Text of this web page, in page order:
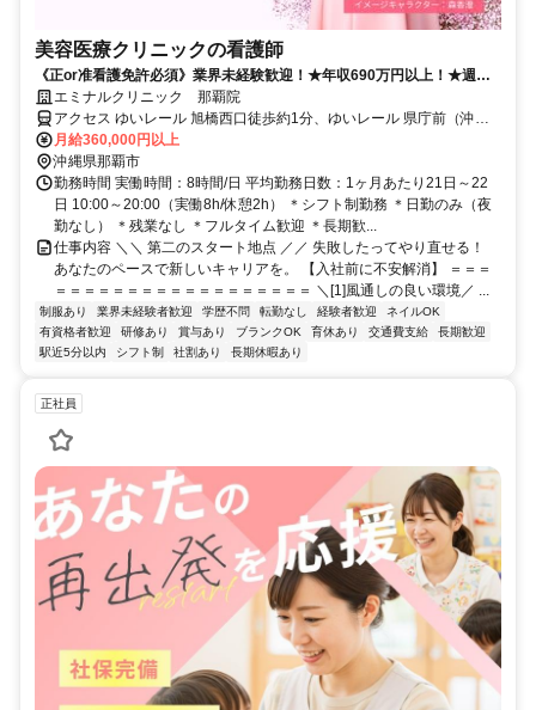
美容医療クリニックの看護師
《正or准看護免許必須》業界未経験歓迎！★年収690万円以上！★週休2
日＆有給取得率9割★昇給・賞与あり★社割あり
エミナルクリニック 那覇院
アクセス ゆいレール 旭橋西口徒歩約1分、ゆいレール 県庁前（沖縄
県）東口徒歩約9分、ゆいレール 壺川北口徒歩約12分
月給360,000円以上
沖縄県那覇市
勤務時間 実働時間：8時間/日 平均勤務日数：1ヶ月あたり21日～22
日 10:00～20:00（実働8h/休憩2h） ＊シフト制勤務 ＊日勤のみ（夜
勤なし） ＊残業なし ＊フルタイム歓迎 ＊長期歓...
仕事内容 ＼＼ 第二のスタート地点 ／／ 失敗したってやり直せる！
あなたのペースで新しいキャリアを。 【入社前に不安解消】 ＝＝＝
＝＝＝＝＝＝＝＝＝＝＝＝＝＝＝＝＝＝ ＼[1]風通しの良い環境／ ...
制服あり 業界未経験者歓迎 学歴不問 転勤なし 経験者歓迎
ネイルOK
有資格者歓迎
研修あり 賞与あり ブランクOK 育休あり 交通費支給
長期歓迎
駅近5分以内
シフト制 社割あり 長期休暇あり
正社員